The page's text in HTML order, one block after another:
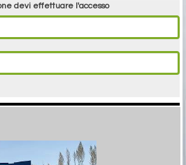
devi effettuare l'accesso